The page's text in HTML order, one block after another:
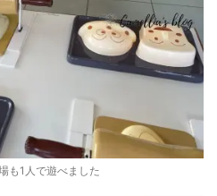
も1人で遊べました